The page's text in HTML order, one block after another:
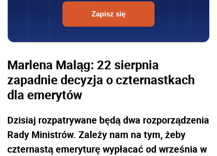
Zapisz się
Marlena Maląg: 22 sierpnia
zapadnie decyzja o czternastkach
dla emerytów
Dzisiaj rozpatrywane będą dwa rozporządzenia
Rady Ministrów. Zależy nam na tym, żeby
czternastą emeryturę wypłacać od września w